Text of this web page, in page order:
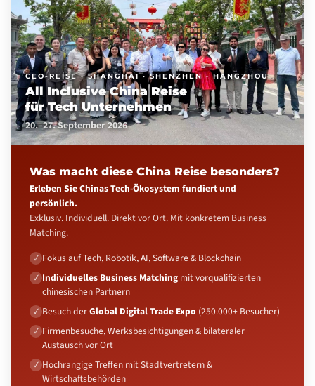
CEO-REISE · SHANGHAI · SHENZHEN · HANGZHOU
All Inclusive China Reise
für Tech Unternehmen
20.–27. September 2026
Was macht diese China Reise besonders?
Erleben Sie Chinas Tech-Ökosystem fundiert und
persönlich.
Exklusiv. Individuell. Direkt vor Ort. Mit konkretem Business
Matching.
Fokus auf Tech, Robotik, AI, Software & Blockchain
Individuelles Business Matching mit vorqualifizierten
chinesischen Partnern
Besuch derGlobal Digital Trade Expo (250.000+ Besucher)
Firmenbesuche, Werksbesichtigungen & bilateraler
Austausch vor Ort
Hochrangige Treffen mit Stadtvertretern &
Wirtschaftsbehörden